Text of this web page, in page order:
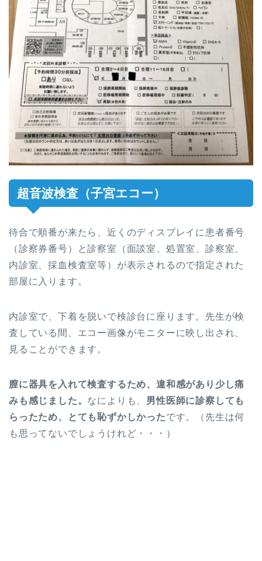
超音波検査（子宮エコー）
待合で順番が来たら、近くのディスプレイに患者番号
（診察券番号）と診察室（面談室、処置室、診察室、
内診室、採血検査室等）が表示されるので指定された
部屋に入ります。
内診室で、下着を脱いで検診台に座ります。先生が検
査している間、エコー画像がモニターに映し出され、
見ることができます。
膣に器具を入れて検査するため、違和感があり少し痛
みも感じました。 なによりも、 男性医師に診察しても
らったため、とても恥ずかしかったです。（先生は何
も思ってないでしょうけれど・・・）